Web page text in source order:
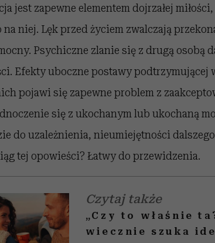
jest zapewne elementem dojrzałej
niej. Lęk przed życiem zwalczają
Psychiczne zlanie się z drugą osobą
Efekty uboczne postawy podtrzymującej
pojawi się zapewne problem z
się z ukochanym lub ukochaną
do uzależnienia, nieumiejętności
tej opowieści? Łatwy do przewidzenia.
Czytaj także
„Czy to właśnie
wiecznie szuka